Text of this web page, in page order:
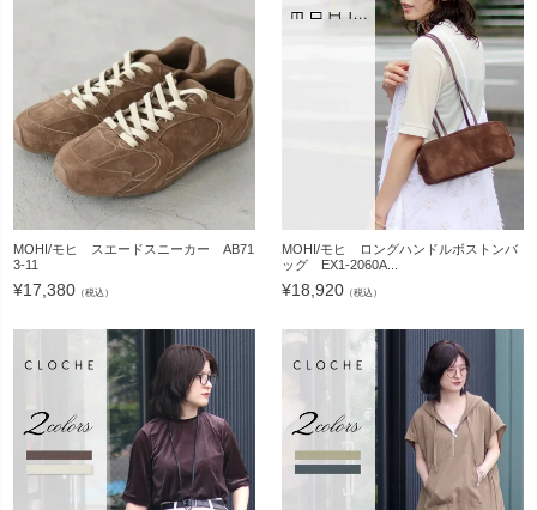
MOHI/モヒ スエードスニーカー AB71
3-11
¥17,380 （税込）
MOHI/モヒ ロングハンドルボストンバ
ッグ EX1-2060A...
¥18,920 （税込）